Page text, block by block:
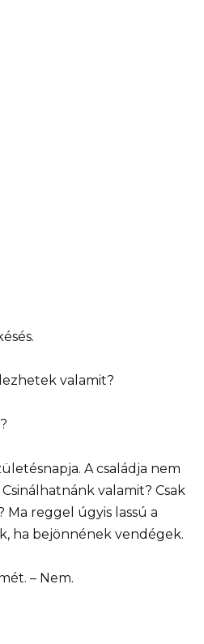
valamit?
A családja nem
valamit? Csak
Ma reggel úgyis lassú a
ha bejönnének vendégek.
– Nem.